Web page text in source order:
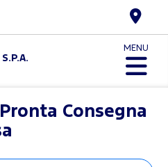
MENU
Consegna